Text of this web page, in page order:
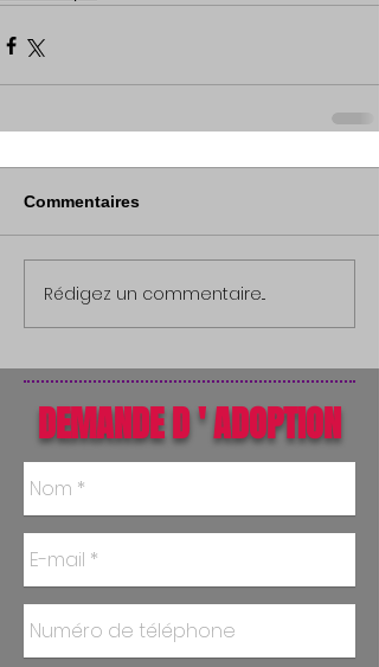
Commentaires
Rédigez un commentaire...
DEMANDE D ' ADOPTION